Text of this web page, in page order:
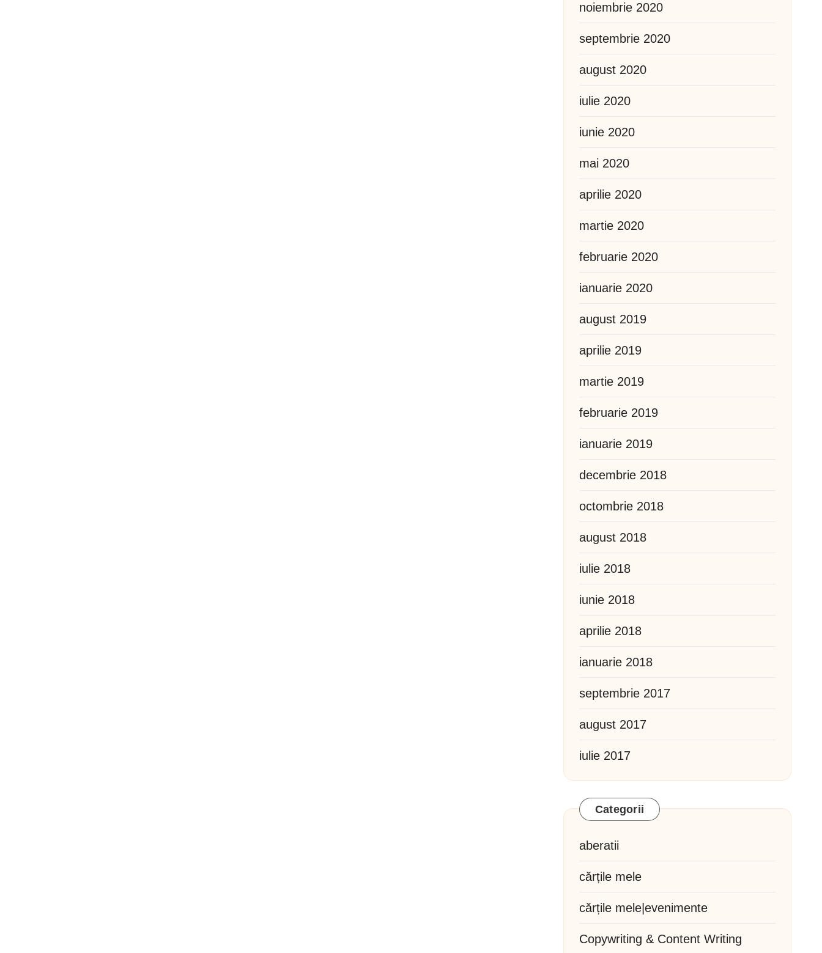
noiembrie 2020
septembrie 2020
august 2020
iulie 2020
iunie 2020
mai 2020
aprilie 2020
martie 2020
februarie 2020
ianuarie 2020
august 2019
aprilie 2019
martie 2019
februarie 2019
ianuarie 2019
decembrie 2018
octombrie 2018
august 2018
iulie 2018
iunie 2018
aprilie 2018
ianuarie 2018
septembrie 2017
august 2017
iulie 2017
Categorii
aberatii
cărțile mele
cărțile mele|evenimente
Copywriting & Content Writing